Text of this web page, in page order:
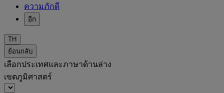
ความภักดี
อีก
TH
ย้อนกลับ
เลือกประเทศและภาษาด้านล่าง
เขตภูมิศาสตร์